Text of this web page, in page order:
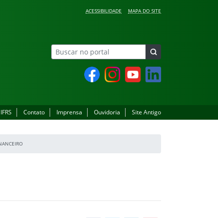
ACESSIBILIDADE MAPA DO SITE
FacebookInstagramYouTube LinkedIn
Contato Imprensa Ouvidoria Site Antigo